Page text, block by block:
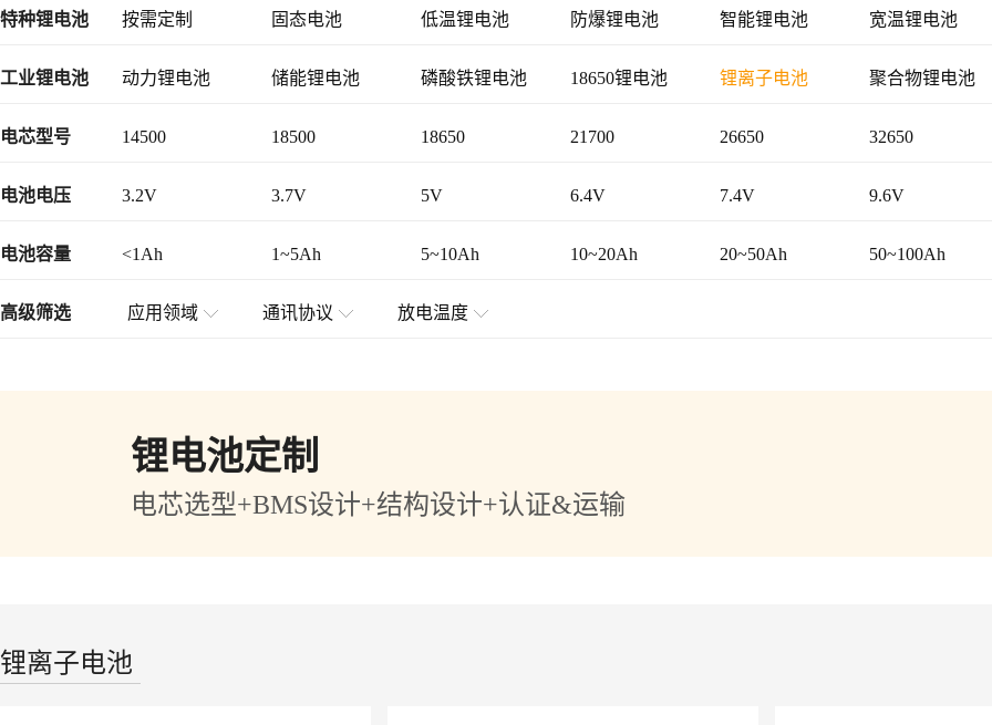
特种锂电池 按需定制 固态电池 低温锂电池 防爆锂电池 智能锂电池 宽温锂电池
工业锂电池 动力锂电池 储能锂电池 磷酸铁锂电池 18650锂电池 锂离子电池 聚合物锂电池
48V锂电池
电芯型号 14500 18500 18650 21700 26650 32650
电池电压 3.2V 3.7V 5V 6.4V 7.4V 9.6V
14.8V 16V 18.5V 19.2V 22.2V 22.4V
>25.6V >25.9V 36V
电池容量 <1Ah 1~5Ah 5~10Ah 10~20Ah 20~50Ah 50~100Ah
高级筛选 应用领域 通讯协议 放电温度
锂电池定制
电芯选型+BMS设计+结构设计+认证&运输
锂离子电池